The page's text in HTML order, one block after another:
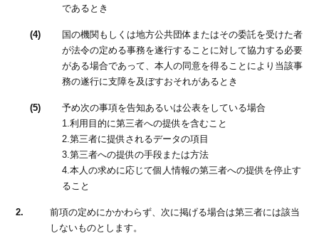
であるとき
(4)
国の機関もしくは地方公共団体またはその委託を受けた者
が法令の定める事務を遂行することに対して協力する必要
がある場合であって、本人の同意を得ることにより当該事
務の遂行に支障を及ぼすおそれがあるとき
(5)
予め次の事項を告知あるいは公表をしている場合
1.利用目的に第三者への提供を含むこと
2.第三者に提供されるデータの項目
3.第三者への提供の手段または方法
4.本人の求めに応じて個人情報の第三者への提供を停止す
ること
2.
前項の定めにかかわらず、次に掲げる場合は第三者には該当
しないものとします。